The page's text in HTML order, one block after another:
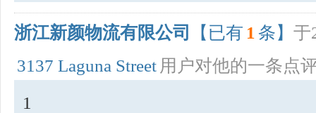
浙江新颜物流有限公司 【已有 1 条】 于
3137 Laguna Street 用户对他的一条点
1